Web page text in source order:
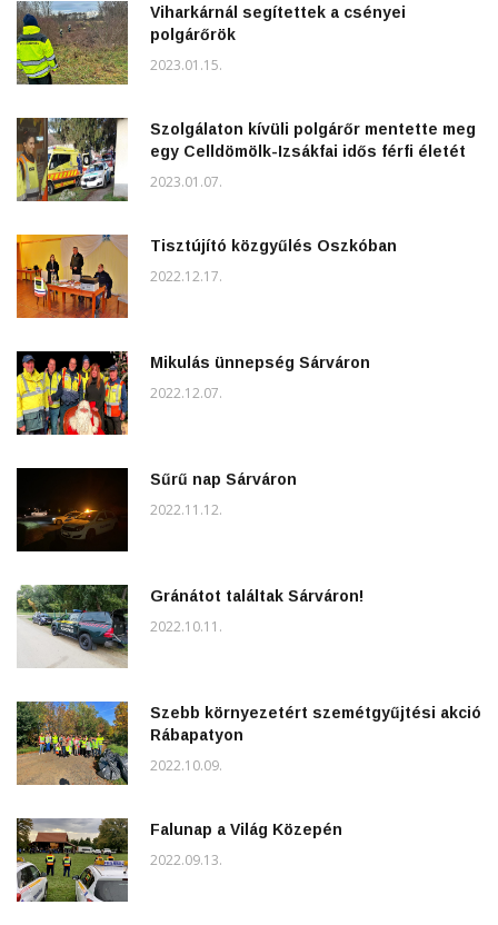
Viharkárnál segítettek a csényei
polgárőrök
2023.01.15.
Szolgálaton kívüli polgárőr mentette meg
egy Celldömölk-Izsákfai idős férfi életét
2023.01.07.
Tisztújító közgyűlés Oszkóban
2022.12.17.
Mikulás ünnepség Sárváron
2022.12.07.
Sűrű nap Sárváron
2022.11.12.
Gránátot találtak Sárváron!
2022.10.11.
Szebb környezetért szemétgyűjtési akció
Rábapatyon
2022.10.09.
Falunap a Világ Közepén
2022.09.13.